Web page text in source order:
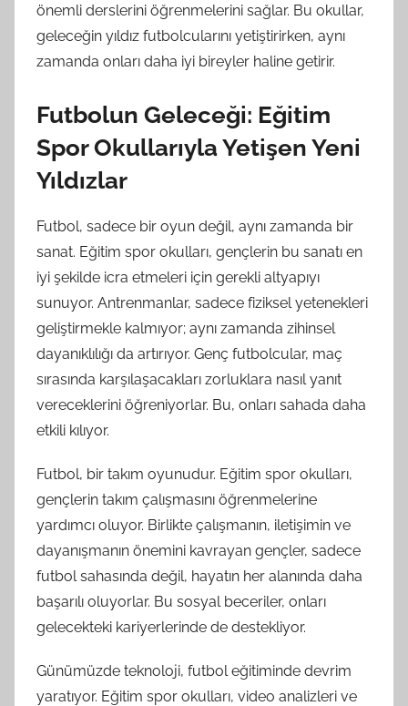
önemli derslerini öğrenmelerini sağlar. Bu okullar,
geleceğin yıldız futbolcularını yetiştirirken, aynı
zamanda onları daha iyi bireyler haline getirir.
Futbolun Geleceği: Eğitim
Spor Okullarıyla Yetişen Yeni
Yıldızlar
Futbol, sadece bir oyun değil, aynı zamanda bir
sanat. Eğitim spor okulları, gençlerin bu sanatı en
iyi şekilde icra etmeleri için gerekli altyapıyı
sunuyor. Antrenmanlar, sadece fiziksel yetenekleri
geliştirmekle kalmıyor; aynı zamanda zihinsel
dayanıklılığı da artırıyor. Genç futbolcular, maç
sırasında karşılaşacakları zorluklara nasıl yanıt
vereceklerini öğreniyorlar. Bu, onları sahada daha
etkili kılıyor.
Futbol, bir takım oyunudur. Eğitim spor okulları,
gençlerin takım çalışmasını öğrenmelerine
yardımcı oluyor. Birlikte çalışmanın, iletişimin ve
dayanışmanın önemini kavrayan gençler, sadece
futbol sahasında değil, hayatın her alanında daha
başarılı oluyorlar. Bu sosyal beceriler, onları
gelecekteki kariyerlerinde de destekliyor.
Günümüzde teknoloji, futbol eğitiminde devrim
yaratıyor. Eğitim spor okulları, video analizleri ve